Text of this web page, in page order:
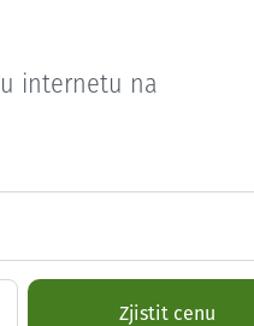
internetu na
Zjistit cenu